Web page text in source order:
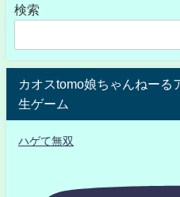
検索
カオスtomo娘ちゃんねーる
生ゲーム
ハゲて無双